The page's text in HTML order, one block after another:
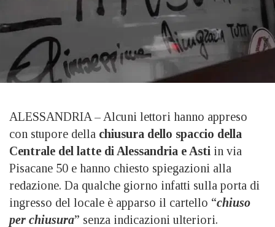
ALESSANDRIA – Alcuni lettori hanno appreso
con stupore della chiusura dello spaccio della
Centrale del latte di Alessandria e Asti in via
Pisacane 50 e hanno chiesto spiegazioni alla
redazione. Da qualche giorno infatti sulla porta di
ingresso del locale è apparso il cartello “chiuso
per chiusura” senza indicazioni ulteriori.